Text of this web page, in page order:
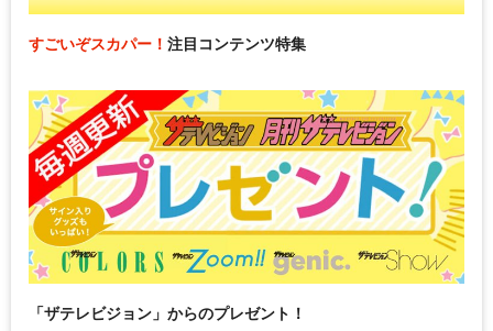
すごいぞスカパー！ 注目コンテンツ特集
「ザテレビジョン」からのプレゼント！